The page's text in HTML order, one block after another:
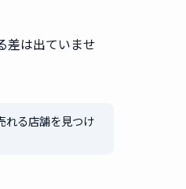
差は出ていませ
れる店舗を見つけ